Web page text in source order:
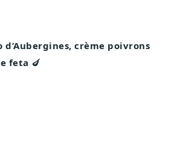
d’Aubergines, crème poivrons
feta 🍆